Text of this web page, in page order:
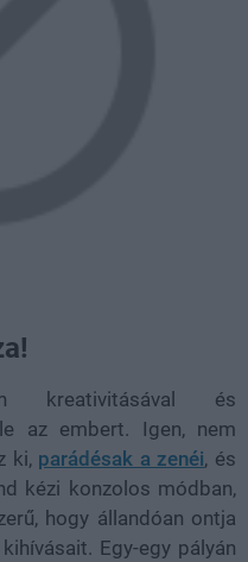
kreativitásával és
az embert. Igen, nem
ki, parádésak a zenéi, és
kézi konzolos módban,
hogy állandóan ontja
Egy-egy pályán